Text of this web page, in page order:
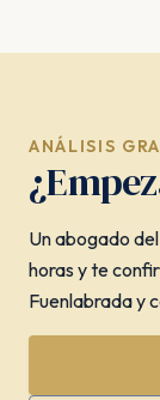
ANÁLISIS
Un abogado
horas y te
Fuenlabrada y